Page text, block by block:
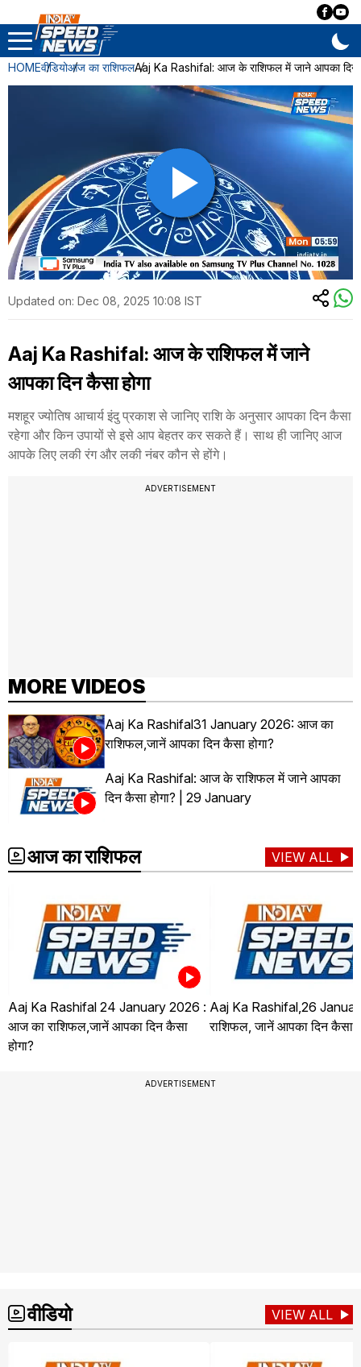
HOMEवीडियोआज का राशिफलAaj Ka Rashifal: आज के राशिफल में जाने आपका दिन
Updated on: Dec 08, 2025 10:08 IST
Aaj Ka Rashifal: आज के राशिफल में जाने
आपका दिन कैसा होगा
मशहूर ज्योतिष आचार्य इंदु प्रकाश से जानिए राशि के अनुसार आपका दिन कैसा
रहेगा और किन उपायों से इसे आप बेहतर कर सकते हैं। साथ ही जानिए आज
आपके लिए लकी रंग और लकी नंबर कौन से होंगे।
ADVERTISEMENT
MORE VIDEOS
Aaj Ka Rashifal31 January 2026: आज का
राशिफल,जानें आपका दिन कैसा होगा?
Aaj Ka Rashifal: आज के राशिफल में जाने आपका
दिन कैसा होगा? | 29 January
आज का राशिफल VIEW ALL
Aaj Ka Rashifal 24 January 2026 :
आज का राशिफल,जानें आपका दिन कैसा
होगा?
Aaj Ka Rashifal,26
राशिफल, जानें आपका दिन कैसा
ADVERTISEMENT
वीडियो VIEW ALL